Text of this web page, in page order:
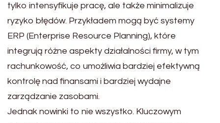
tylko intensyfikuje pracę, ale także minimalizuje
ryzyko błędów. Przykładem mogą być systemy
ERP (Enterprise Resource Planning), które
integrują różne aspekty działalności firmy, w tym
rachunkowość, co umożliwia bardziej efektywną
kontrolę nad finansami i bardziej wydajne
zarządzanie zasobami.
Jednak nowinki to nie wszystko. Kluczowym